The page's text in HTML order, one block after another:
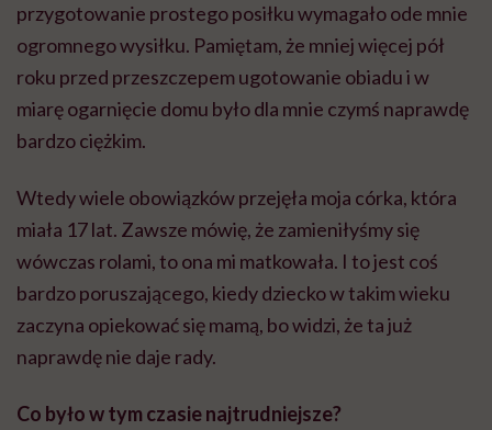
przygotowanie prostego posiłku wymagało ode mnie
ogromnego wysiłku. Pamiętam, że mniej więcej pół
roku przed przeszczepem ugotowanie obiadu i w
miarę ogarnięcie domu było dla mnie czymś naprawdę
bardzo ciężkim.
Wtedy wiele obowiązków przejęła moja córka, która
miała 17 lat. Zawsze mówię, że zamieniłyśmy się
wówczas rolami, to ona mi matkowała. I to jest coś
bardzo poruszającego, kiedy dziecko w takim wieku
zaczyna opiekować się mamą, bo widzi, że ta już
naprawdę nie daje rady.
Co było w tym czasie najtrudniejsze?